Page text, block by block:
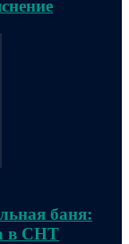
баня:
в СНТ